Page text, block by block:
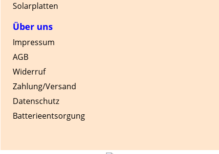
Solarplatten
Über uns
Impressum
AGB
Widerruf
Zahlung/Versand
Datenschutz
Batterieentsorgung